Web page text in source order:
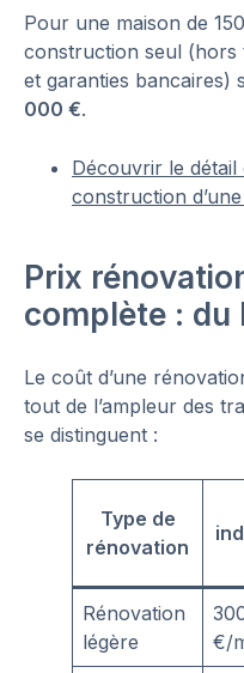
Pour une maison de
construction seul (hors
et garanties bancaires)
000 €.
Découvrir le
construction
Prix
complète : du
Le coût d’une
tout de l’ampleur des
se distinguent :
Type de
rénovation
Rénovation
légère
€/